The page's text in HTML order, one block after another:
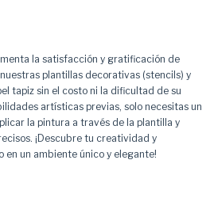
la satisfacción y gratificación de
plantillas decorativas (stencils) y
tapiz sin el costo ni la dificultad de su
artísticas previas, solo necesitas un
la pintura a través de la plantilla y
¡Descubre tu creatividad y
un ambiente único y elegante!